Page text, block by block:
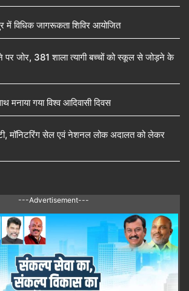
में विधिक जागरूकता शिविर आयोजित
पर जोर, 381 शाला त्यागी बच्चों को स्कूल से जोड़ने के
मनाया गया विश्व आदिवासी दिवस
मॉनिटरिंग सेल एवं नेशनल लोक अदालत को लेकर
---Advertisement---